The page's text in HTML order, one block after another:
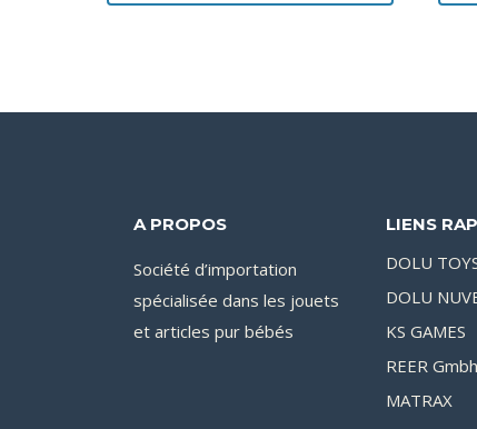
A PROPOS
Société d’importation
spécialisée dans les jouets
et articles pur bébés
LIENS
DOLU
DOLU
KS GAMES
REER Gmbh
MATRAX